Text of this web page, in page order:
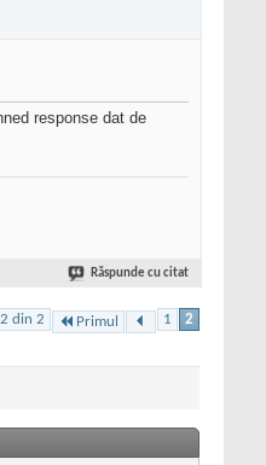
response dat de
Răspunde cu citat
din 2 Primul 1 2